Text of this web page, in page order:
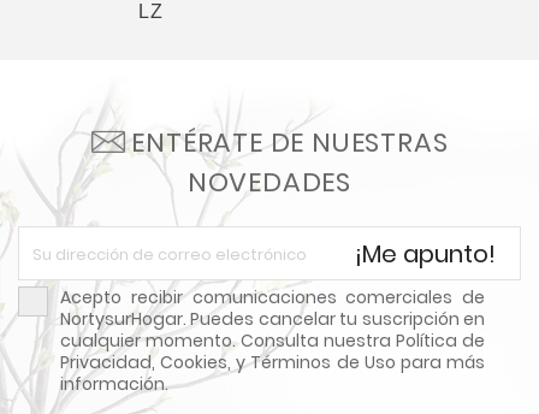
LZ
ENTÉRATE DE NUESTRAS
NOVEDADES
¡Me apunto!
Acepto recibir comunicaciones comerciales de
NortysurHogar. Puedes cancelar tu suscripción en
cualquier momento. Consulta nuestra Política de
Privacidad, Cookies, y Términos de Uso para más
información.